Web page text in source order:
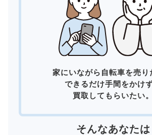
家にいながら自転車を売り
できるだけ手間をかけ
買取してもらいたい。
そんなあなたは